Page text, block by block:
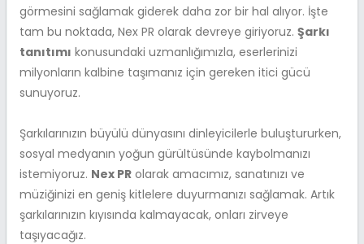
görmesini sağlamak giderek daha zor bir hal alıyor. İşte
tam bu noktada, Nex PR olarak devreye giriyoruz. Şarkı
tanıtımı konusundaki uzmanlığımızla, eserlerinizi
milyonların kalbine taşımanız için gereken itici gücü
sunuyoruz.
Şarkılarınızın büyülü dünyasını dinleyicilerle buluştururken,
sosyal medyanın yoğun gürültüsünde kaybolmanızı
istemiyoruz. Nex PR olarak amacımız, sanatınızı ve
müziğinizi en geniş kitlelere duyurmanızı sağlamak. Artık
şarkılarınızın kıyısında kalmayacak, onları zirveye
taşıyacağız.